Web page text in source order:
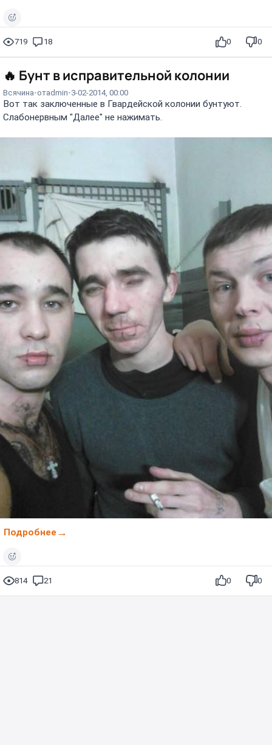
719 18 0 0
🔥 Бунт в исправительной колонии
Всячина отadmin 3-02-2014, 00:00
Вот так заключенные в Гвардейской колонии бунтуют.
Слабонервным "Далее" не нажимать.
Подробнее
814 21 0 0